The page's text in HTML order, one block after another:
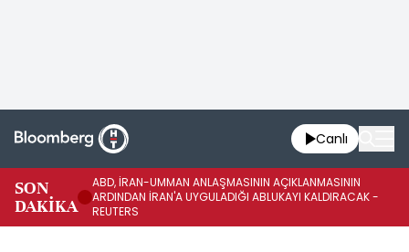
Canlı
SON
DAKİKA
ABD, İRAN-UMMAN ANLAŞMASININ AÇIKLANMASININ
ARDINDAN İRAN'A UYGULADIĞI ABLUKAYI KALDIRACAK -
REUTERS